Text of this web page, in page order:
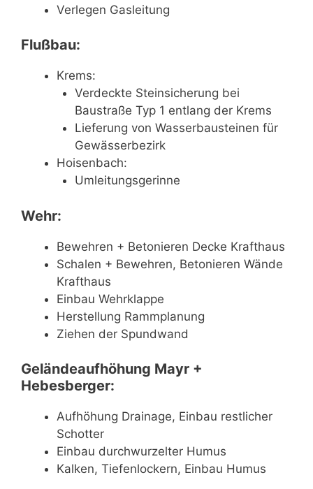
Verlegen Gasleitung
Flußbau:
Krems:
Verdeckte Steinsicherung bei
Baustraße Typ 1 entlang der Krems
Lieferung von Wasserbausteinen für
Gewässerbezirk
Hoisenbach:
Umleitungsgerinne
Wehr:
Bewehren + Betonieren Decke Krafthaus
Schalen + Bewehren, Betonieren Wände
Krafthaus
Einbau Wehrklappe
Herstellung Rammplanung
Ziehen der Spundwand
Geländeaufhöhung Mayr +
Hebesberger:
Aufhöhung Drainage, Einbau restlicher
Schotter
Einbau durchwurzelter Humus
Kalken, Tiefenlockern, Einbau Humus